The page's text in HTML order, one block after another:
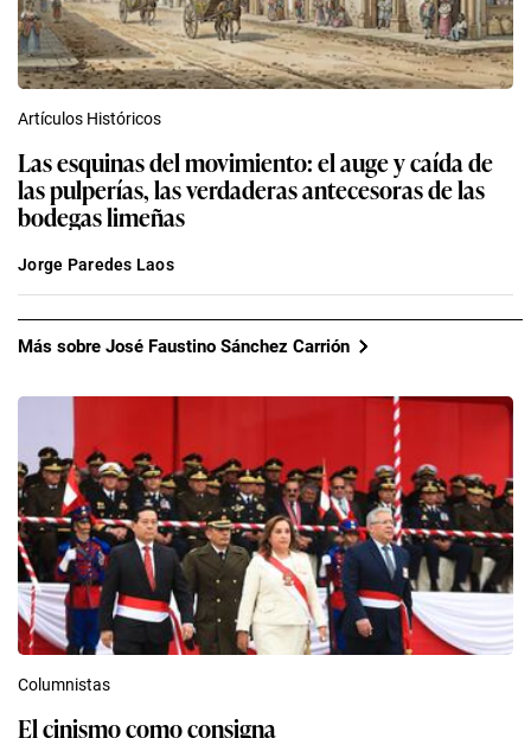
Artículos Históricos
Las esquinas del movimiento: el auge y caída de
las pulperías, las verdaderas antecesoras de las
bodegas limeñas
Jorge Paredes Laos
Más sobre José Faustino Sánchez Carrión
Columnistas
El cinismo como consigna